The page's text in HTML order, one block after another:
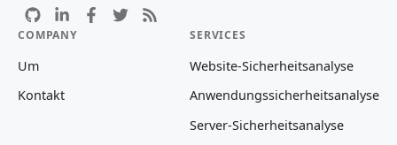
COMPANY
Um
Kontakt
SERVICES
Website-Sicherheitsanalyse
Anwendungssicherheitsanalyse
Server-Sicherheitsanalyse